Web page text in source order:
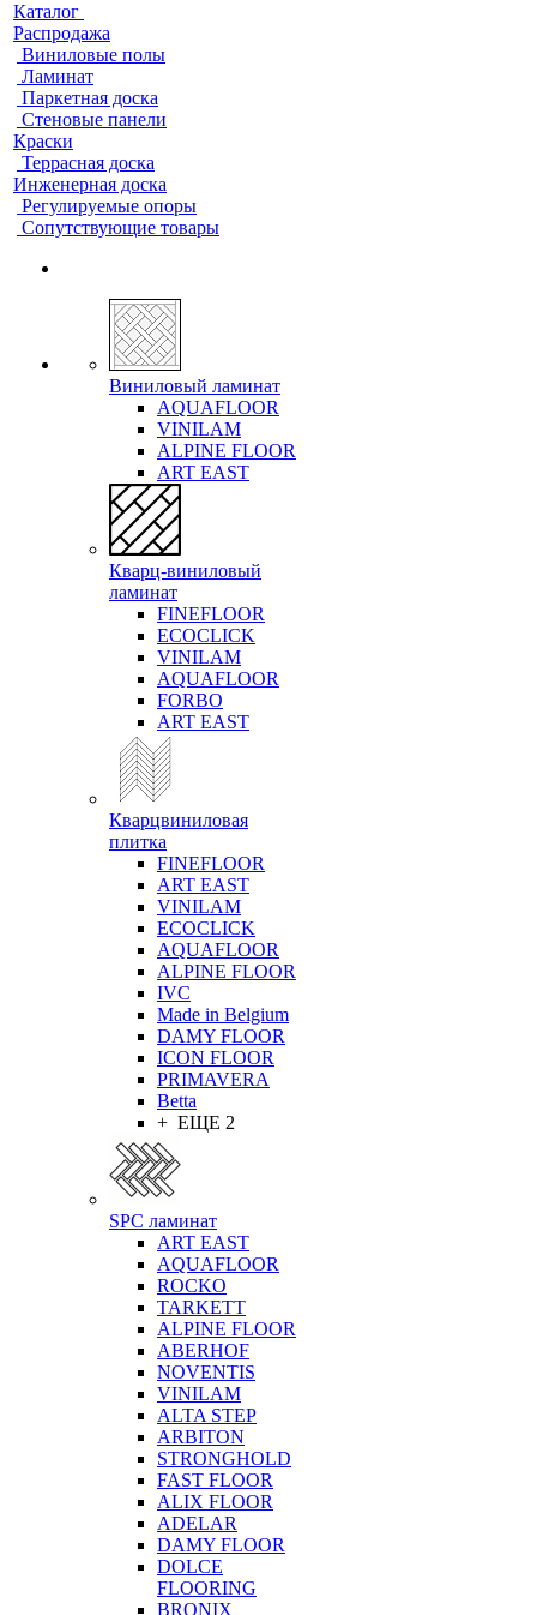
Каталог
Распродажа
Виниловые полы
Ламинат
Паркетная доска
Стеновые панели
Краски
Террасная доска
Инженерная доска
Регулируемые опоры
Сопутствующие товары
Виниловый ламинат
AQUAFLOOR
VINILAM
ALPINE FLOOR
ART EAST
Кварц-виниловый
ламинат
FINEFLOOR
ECOCLICK
VINILAM
AQUAFLOOR
FORBO
ART EAST
Кварцвиниловая
плитка
FINEFLOOR
ART EAST
VINILAM
ECOCLICK
AQUAFLOOR
ALPINE FLOOR
IVC
Made in Belgium
DAMY FLOOR
ICON FLOOR
PRIMAVERA
Betta
+ ЕЩЕ 2
SPC ламинат
ART EAST
AQUAFLOOR
ROCKO
TARKETT
ALPINE FLOOR
ABERHOF
NOVENTIS
VINILAM
ALTA STEP
ARBITON
STRONGHOLD
FAST FLOOR
ALIX FLOOR
ADELAR
DAMY FLOOR
DOLCE
FLOORING
BRONIX